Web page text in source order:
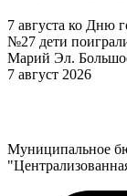
7 августа ко Дню
№27 дети
Марий Эл.
7 август 2026
Муниципальное